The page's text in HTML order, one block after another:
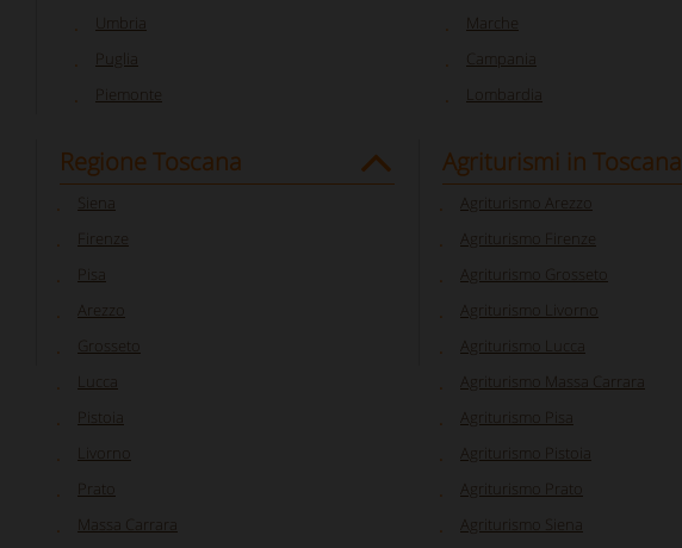
Umbria
Puglia
Piemonte
Marche
Campania
Lombardia
Regione Toscana
Siena
Firenze
Pisa
Arezzo
Grosseto
Lucca
Pistoia
Livorno
Prato
Massa Carrara
Agriturismi in Toscana
Agriturismo Arezzo
Agriturismo Firenze
Agriturismo Grosseto
Agriturismo Livorno
Agriturismo Lucca
Agriturismo Massa Carrara
Agriturismo Pisa
Agriturismo Pistoia
Agriturismo Prato
Agriturismo Siena